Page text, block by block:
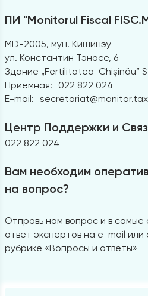
ПИ "Monitorul Fiscal
MD-2005, мун. Кишинэу
ул. Константин Тэнасе, 6
Здание „Fertilitatea-Chișinău”
Приемная:
022 822 024
E-mail: secretariat@monitor.tax
Центр Поддержки и
022 822 024
Вам необходим
на вопрос?
Отправь нам вопрос и в
ответ экспертов на e-mail или
рубрике «Вопросы и ответы»